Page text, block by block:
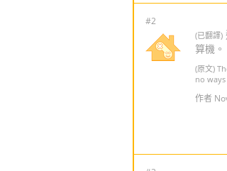
#2
(已翻譯)
算機。
(原文)
no
作者